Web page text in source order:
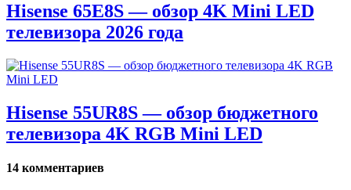
Hisense 65E8S — обзор 4K Mini LED
телевизора 2026 года
Hisense 55UR8S — обзор бюджетного
телевизора 4K RGB Mini LED
14 комментариев